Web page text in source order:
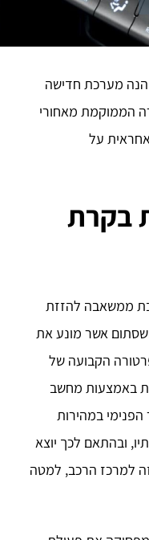
הנה מערכת חדישה
הממוקמת מאחורי
על
בקרת
ממשאבה להזזת
אשר מונע את
הקבועה של
באמצעות מחשב
במהירות
ובהתאם לכך יוצא
זה למרכז הרכב, למטה